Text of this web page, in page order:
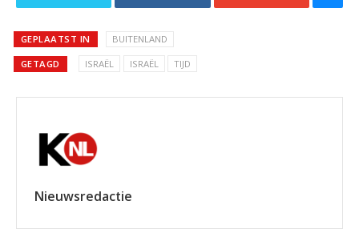
GEPLAATST IN BUITENLAND
GETAGD ISRAËL ISRAËL TIJD
Nieuwsredactie